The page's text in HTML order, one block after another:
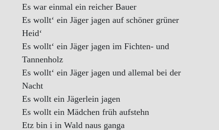
Es war einmal ein reicher Bauer
Es wollt‘ ein Jäger jagen auf schöner grüner
Heid‘
Es wollt‘ ein Jäger jagen im Fichten- und
Tannenholz
Es wollt‘ ein Jäger jagen und allemal bei der
Nacht
Es wollt ein Jägerlein jagen
Es wollt ein Mädchen früh aufstehn
Etz bin i in Wald naus ganga